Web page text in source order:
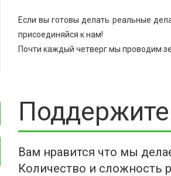
Если вы готовы делать реальные
присоединяйся к нам!
Почти каждый четверг мы проводим
Вам нравится что мы
Количество и сложность